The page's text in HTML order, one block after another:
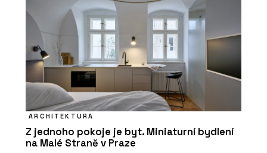
ARCHITEKTURA
Z jednoho pokoje je byt. Miniaturní bydlení
na Malé Straně v Praze